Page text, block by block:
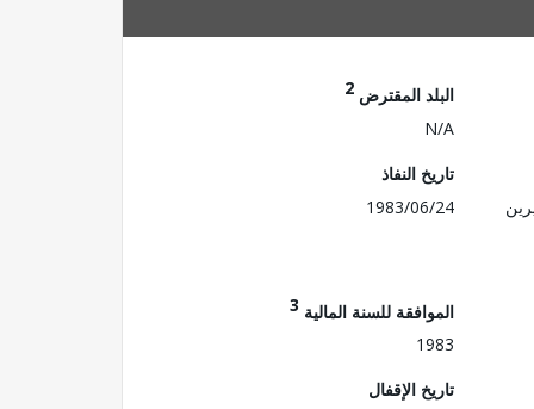
البلد المقترض 2
N/A
تاريخ النفاذ
1983/06/24
الموافقة للسنة المالية 3
1983
تاريخ الإقفال